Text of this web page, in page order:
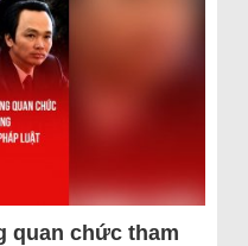
quan chức tham